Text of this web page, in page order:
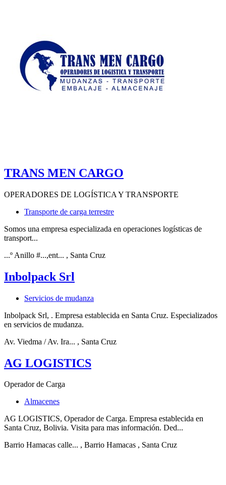
TRANS MEN CARGO
OPERADORES DE LOGÍSTICA Y TRANSPORTE
Transporte de carga terrestre
Somos una empresa especializada en operaciones logísticas de
transport...
...º Anillo #...,ent... , Santa Cruz
Inbolpack Srl
Servicios de mudanza
Inbolpack Srl, . Empresa establecida en Santa Cruz. Especializados
en servicios de mudanza.
Av. Viedma / Av. Ira... , Santa Cruz
AG LOGISTICS
Operador de Carga
Almacenes
AG LOGISTICS, Operador de Carga. Empresa establecida en
Santa Cruz, Bolivia. Visita para mas información. Ded...
Barrio Hamacas calle... , Barrio Hamacas , Santa Cruz